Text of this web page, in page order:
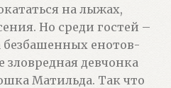
на лыжах,
Но среди гостей –
безбашенных енотов-
зловредная девчонка
Матильда. Так что